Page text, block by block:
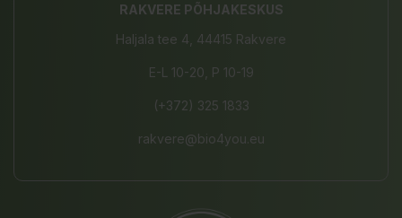
RAKVERE PÕHJAKESKUS
Haljala tee 4, 44415 Rakvere
E-L 10-20, P 10-19
(+372) 325 1833
rakvere@bio4you.eu